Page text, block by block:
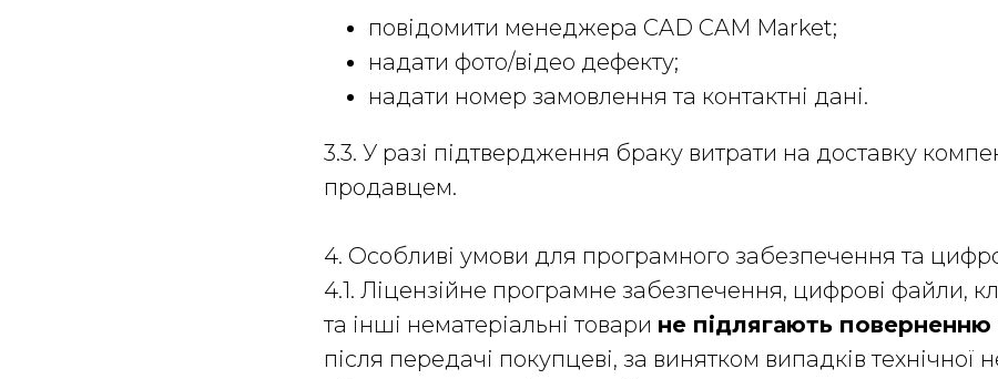
повідомити менеджера CAD CAM Market;
надати фото/відео дефекту;
надати номер замовлення та контактні дані.
3.3. У разі підтвердження браку витрати на доставку
продавцем.
4. Особливі умови для програмного забезпечення та
4.1. Ліцензійне програмне забезпечення, цифрові файли,
та інші нематеріальні товари не підлягають поверненню
після передачі покупцеві, за винятком випадків технічної